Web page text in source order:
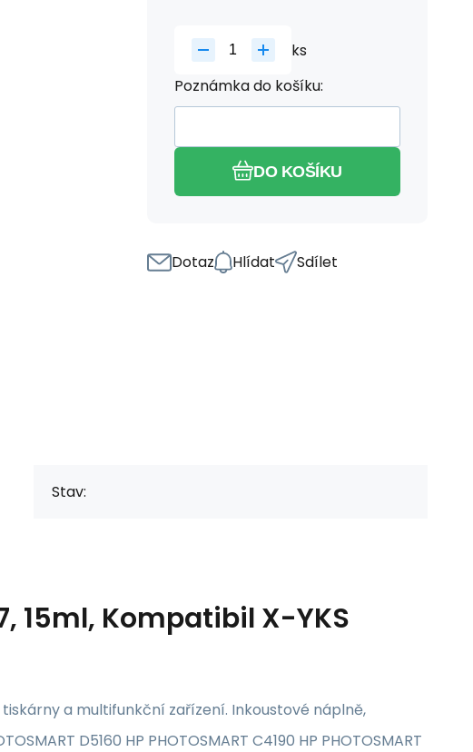
ks
Poznámka do košíku:
DO KOŠÍKU
Dotaz Hlídat Sdílet
Stav:
15ml, Kompatibil X-YKS
a multifunkční zařízení. Inkoustové náplně,
D5160 HP PHOTOSMART C4190 HP PHOTOSMART